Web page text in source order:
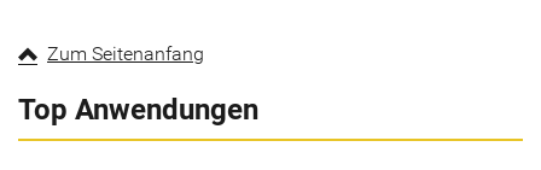
Zum Seitenanfang
Top Anwendungen